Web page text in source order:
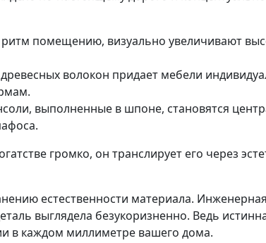
помещению, визуально увеличивают
волокон придает мебели
выполненные в шпоне, становятся
громко, он транслирует его через
естественности материала.
выглядела безукоризненно. Ведь
в каждом миллиметре вашего дома.